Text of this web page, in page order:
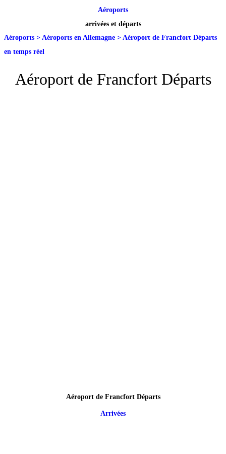
Aéroports
arrivées et départs
Aéroports > Aéroports en Allemagne > Aéroport de Francfort Départs
en temps réel
Aéroport de Francfort Départs
Aéroport de Francfort Départs
Arrivées